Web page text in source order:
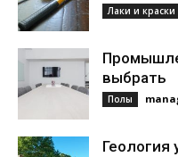
Лаки и краски
выбрать
Полы
Геология